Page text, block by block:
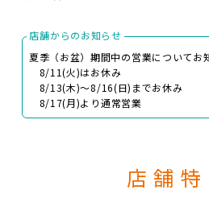
店舗からのお知らせ
夏季（お盆）期間中の営業についてお
8/11(火)はお休み
8/13(木)～8/16(日)までお休み
8/17(月)より通常営業
店舗特